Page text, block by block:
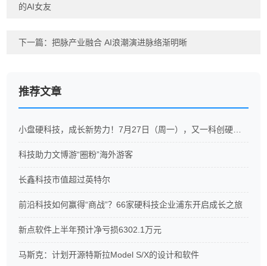
的AI女友
下一篇：把脉产业融合 AI浪潮演进脉络渐明晰
推荐文章
科技助力文博游“圈粉”海外游客
长鑫科技市值超过英特尔
前沿科技如何赢得“商战”？66家硬科技企业浦东开启成长之旅
新点软件上半年预计净亏损6302.1万元
马斯克：计划开源特斯拉Model S/X的设计和软件